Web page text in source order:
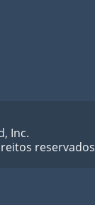
Inc.
reservados